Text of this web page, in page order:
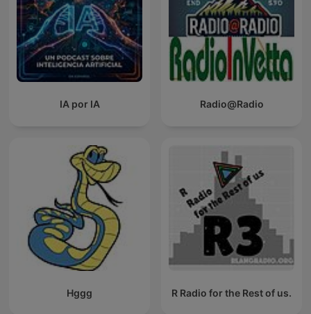
IA por IA Radio@Radio
Hggg R Radio for the Rest of us.